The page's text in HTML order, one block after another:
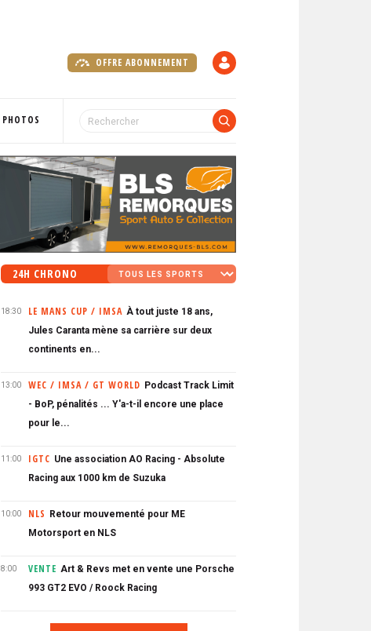
OFFRE ABONNEMENT
PHOTOS
24H CHRONO
18:30 LE MANS CUP / IMSA À tout juste 18 ans,
Jules Caranta mène sa carrière sur deux
continents en...
13:00 WEC / IMSA / GT WORLD Podcast Track Limit
- BoP, pénalités ... Y'a-t-il encore une place
pour le...
11:00 IGTC Une association AO Racing - Absolute
Racing aux 1000 km de Suzuka
10:00 NLS Retour mouvementé pour ME
Motorsport en NLS
8:00 VENTE Art & Revs met en vente une Porsche
993 GT2 EVO / Roock Racing